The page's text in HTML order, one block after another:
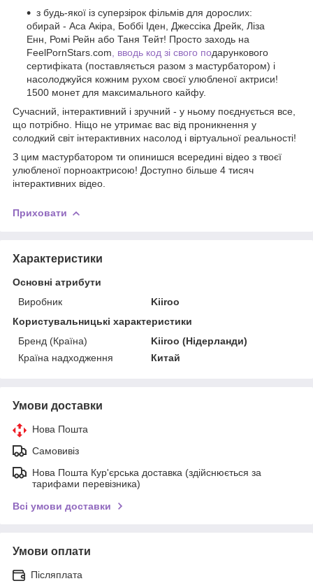
з будь-якої із суперзірок фільмів для дорослих:
обирай - Аса Акіра, Боббі Іден, Джессіка Дрейк, Ліза
Енн, Ромі Рейн або Таня Тейт! Просто заходь на
FeelPornStars.com , вводь код зі свого подарункового
сертифіката (поставляється разом з мастурбатором) і
насолоджуйся кожним рухом своєї улюбленої актриси!
1500 монет для максимального кайфу.
Сучасний, інтерактивний і зручний - у ньому поєднується все,
що потрібно. Ніщо не утримає вас від проникнення у
солодкий світ інтерактивних насолод і віртуальної реальності!
З цим мастурбатором ти опинишся всередині відео з твоєї
улюбленої порноактрисою! Доступно більше 4 тисяч
інтерактивних відео.
Приховати
Характеристики
Основні атрибути
Виробник
Kiiroo
Користувальницькі характеристики
Бренд (Країна)
Kiiroo (Нідерланди)
Країна надходження
Китай
Умови доставки
Нова Пошта
Самовивіз
Нова Пошта Кур'єрська доставка (здійснюється за
тарифами перевізника)
Всі умови доставки
Умови оплати
Післяплата